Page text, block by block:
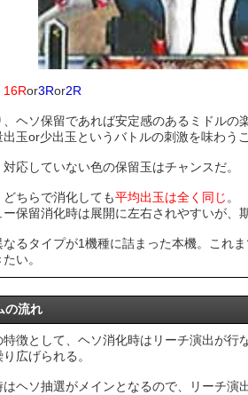
16Ror3Ror2R
、ヘソ保留であれば安定感のあるミドルの
出玉or少出玉というバトルの刺激を味わう
対応していない色の保留玉はチャンスだ。
どちらで消化しても平均出玉は全く同じ。
ー保留消化時は展開に左右されやすいが、
なるタイプが1機種に詰まった本機。これ
い。
の流れ
特徴として、ヘソ消化時はリーチ演出が行
広げられる。
ヘソ抽選がメインとなるので、リーチ演